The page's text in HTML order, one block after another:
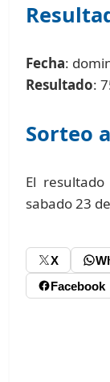
Fecha:
Resultado:
Sorteo
El
sabado 23
X
Facebook